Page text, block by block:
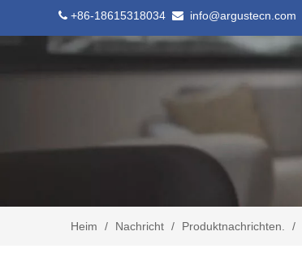
 +86-18615318034  info@argustecn.com
Heim / Nachricht / Produktnachrichten. /